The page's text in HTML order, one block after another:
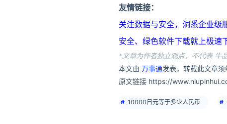
友情链接：
关注数据与安全，洞悉企业
安全、绿色软件下载就上极
*文章为作者独立观点，不代表 牛
本文由 万事通发表，转载此文章
原文链接 https://
10000日元等于多少人民币